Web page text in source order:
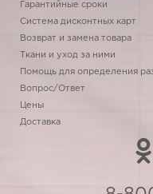
Гарантийные сроки
Система дисконтных карт
Возврат и замена товара
Ткани и уход за ними
Помощь для определения
Вопрос/Ответ
Цены
Доставка